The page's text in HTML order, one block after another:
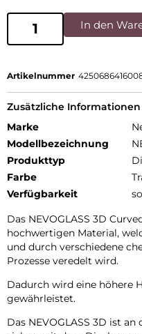
In den
Artikelnummer
Zusätzliche Informationen
Marke
Modellbezeichnung
Produkttyp
Farbe
Verfügbarkeit
Das NEVOGLASS 3D
hochwertigen Material,
und durch verschiedene
Prozesse veredelt wird.
Dadurch wird eine höhere
gewährleistet.
Das NEVOGLASS 3D ist